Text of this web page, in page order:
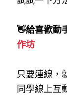
👋給喜歡動
作坊
只要連線，
同學線上互